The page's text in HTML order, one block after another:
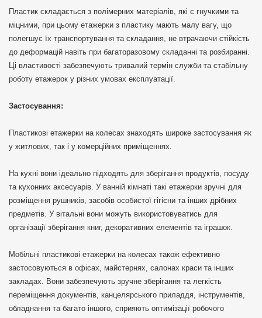
Пластик складається з полімерних матеріалів, які є гнучкими та
міцними, при цьому етажерки з пластику мають малу вагу, що
полегшує їх транспортування та складання, не втрачаючи стійкість
до деформацій навіть при багаторазовому складанні та розбиранні.
Ці властивості забезпечують тривалий термін служби та стабільну
роботу етажерок у різних умовах експлуатації.
Застосування:
Пластикові етажерки на колесах знаходять широке застосування як
у житлових, так і у комерційних приміщеннях.
На кухні вони ідеально підходять для зберігання продуктів, посуду
та кухонних аксесуарів. У ванній кімнаті такі етажерки зручні для
розміщення рушників, засобів особистої гігієни та інших дрібних
предметів. У вітальні вони можуть використовуватись для
організації зберігання книг, декоративних елементів та іграшок.
Мобільні пластикові етажерки на колесах також ефективно
застосовуються в офісах, майстернях, салонах краси та інших
закладах. Вони забезпечують зручне зберігання та легкість
переміщення документів, канцелярського приладдя, інструментів,
обладнання та багато іншого, сприяють оптимізації робочого